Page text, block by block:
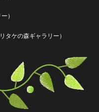
）
ケの森ギャラリー）